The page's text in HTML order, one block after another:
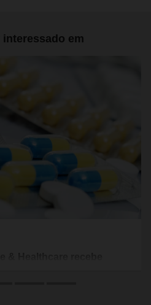
em